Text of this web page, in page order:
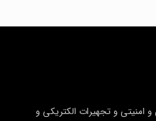
و تجهیرات الکتریکی و